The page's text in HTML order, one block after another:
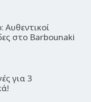
Αυθεντικοί
στο Barbounaki
για 3